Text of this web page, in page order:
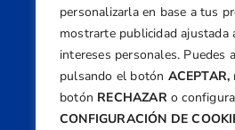
personalizarla en base a tus
mostrarte publicidad
intereses personales. Puedes
pulsando el botón ACEPTAR,
botón RECHAZARo
CONFIGURACIÓN DE